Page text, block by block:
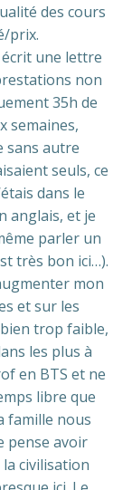
des cours
prix.
une lettre
non
35h de
semaines,
sans autre
seuls, ce
dans le
anglais, et je
parler un
très bon ici…).
mon
et sur les
trop faible,
les plus à
en BTS et ne
libre que
famille nous
pense avoir
civilisation